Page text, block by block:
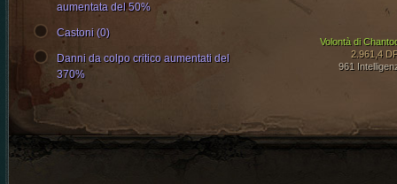
Volontà di
2.961,4
961
aumentata del 50%
Castoni (0)
Danni da colpo critico aumentati del
370%